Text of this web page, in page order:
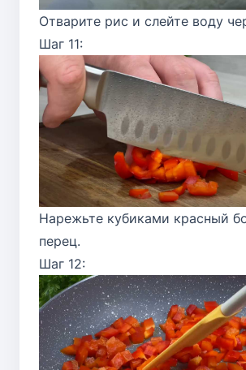
Отварите рис и слейте воду
Шаг 11:
Нарежьте кубиками красный
перец.
Шаг 12: